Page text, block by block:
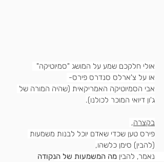
אולי חלקכם שמע על המושג "סמיוטיקה"
או על צ'ארלס סנדרס פירס-
אבי הסמיוטיקה האמריקאית (שהיה המורה של
ג'ון דיואי המוכר לכולנו).
בקצרה,
פירס טען שכדי שאדם יוכל לבנות משמעות
(להבין) סימן כלשהו,
נאמר, להבין מה המשמעות של הנקודה